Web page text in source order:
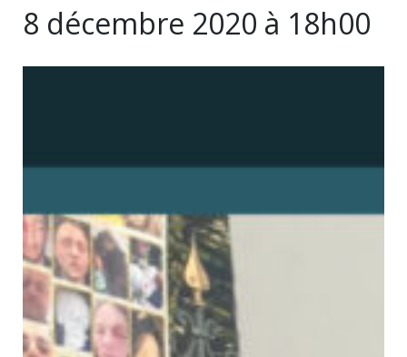
8 décembre 2020 à 18h00